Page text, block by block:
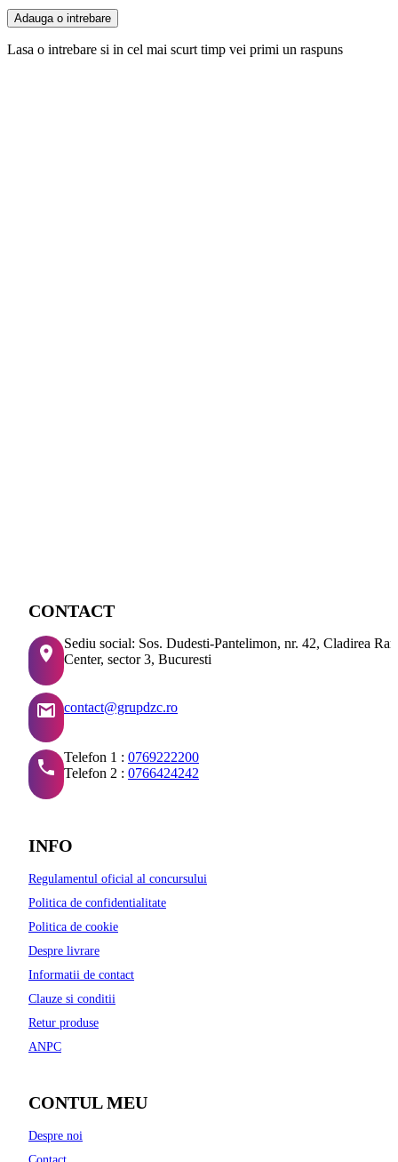
Adauga o intrebare
Lasa o intrebare si in cel mai scurt timp vei primi un raspuns
CONTACT
Sediu social: Sos. Dudesti-Pantelimon, nr. 42, Cladirea
Center, sector 3, Bucuresti
contact@grupdzc.ro
Telefon 1 : 0769222200
Telefon 2 : 0766424242
INFO
Regulamentul oficial al concursului
Politica de confidentialitate
Politica de cookie
Despre livrare
Informatii de contact
Clauze si conditii
Retur produse
ANPC
CONTUL MEU
Despre noi